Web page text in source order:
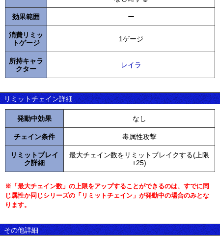
効果範囲 ー
消費リミッ
トゲージ
1ゲージ
所持キャラ
クター
レイラ
リミットチェイン詳細
発動中効果 なし
チェイン条件 毒属性攻撃
リミットブレイ
ク詳細
最大チェイン数をリミットブレイクする(上限
+25)
※「最大チェイン数」の上限をアップすることができるのは、すでに同
じ属性か同じシリーズの「リミットチェイン」が発動中の場合のみとな
ります。
その他詳細